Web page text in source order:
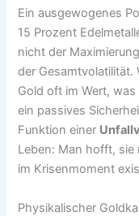
Ein ausgewogenes
15 Prozent
nicht der
der Gesamtvolatilität.
Gold oft im Wert,
ein passives
Funktion einer
Leben: Man hofft, sie
im Krisenmoment
Physikalischer